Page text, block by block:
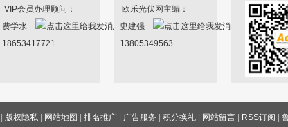
VIP会员办理顾问：
费学水
18653417721
欧乐光伏网主编：
史建强
13805349563
版权隐私| 网站地图 排名推广| 广告服务 积分换礼| 网站留言| RSS订阅